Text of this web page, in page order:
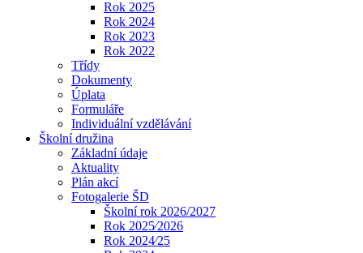
Rok 2025
Rok 2024
Rok 2023
Rok 2022
Třídy
Dokumenty
Úplata
Formuláře
Individuální vzdělávání
Školní družina
Základní údaje
Aktuality
Plán akcí
Fotogalerie ŠD
Školní rok 2026/2027
Rok 2025⁄2026
Rok 2024⁄25